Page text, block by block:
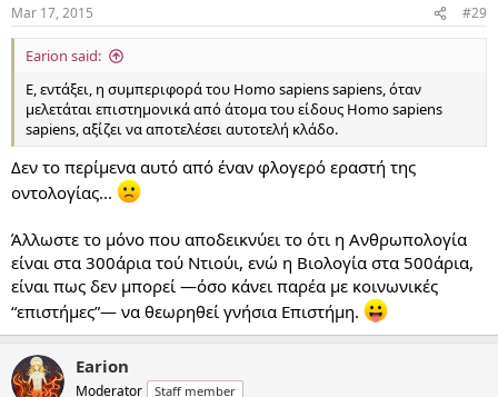
Mar 17, 2015 #29
Earion said:
Ε, εντάξει, η συμπεριφορά του Homo sapiens sapiens, όταν
μελετάται επιστημονικά από άτομα του είδους Homo sapiens
sapiens, αξίζει να αποτελέσει αυτοτελή κλάδο.
Δεν το περίμενα αυτό από έναν φλογερό εραστή της
οντολογίας...
Άλλωστε το μόνο που αποδεικνύει το ότι η Ανθρωπολογία
είναι στα 300άρια τού Ντιούι, ενώ η Βιολογία στα 500άρια,
είναι πως δεν μπορεί —όσο κάνει παρέα με κοινωνικές
“επιστήμες”— να θεωρηθεί γνήσια Επιστήμη.
Earion
Moderator Staff member